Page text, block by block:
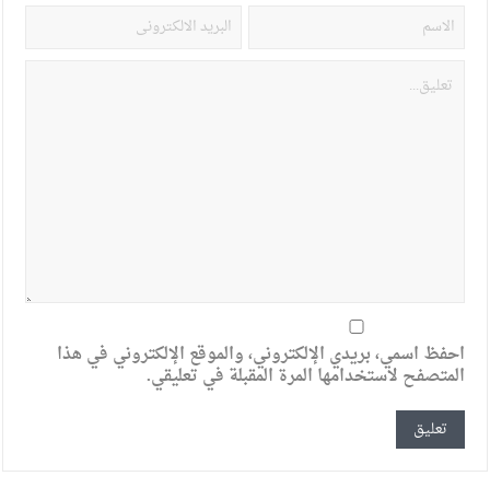
احفظ اسمي، بريدي الإلكتروني، والموقع الإلكتروني في هذا
المتصفح لاستخدامها المرة المقبلة في تعليقي.